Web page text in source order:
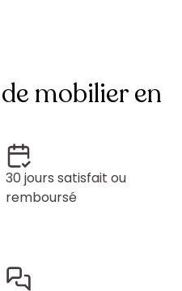
mobilier en
30 jours satisfait ou
remboursé